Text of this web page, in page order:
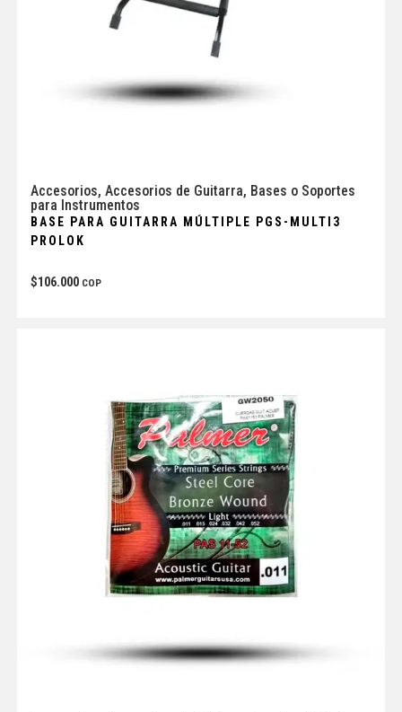
Accesorios, Accesorios de Guitarra, Bases o Soportes
para Instrumentos
BASE PARA GUITARRA MÚLTIPLE PGS-MULTI3
PROLOK
$106.000 COP